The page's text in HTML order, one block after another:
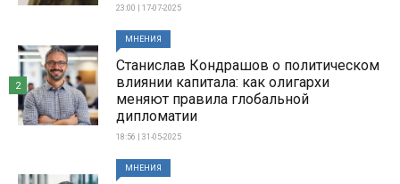
23:00 | 17-07-2025
МНЕНИЯ
Станислав Кондрашов о политическом
влиянии капитала: как олигархи
меняют правила глобальной
дипломатии
18:56 | 31-05-2025
2
МНЕНИЯ